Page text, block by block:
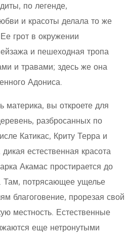
по легенде,
и красоты делала то же
грот в окружении
и пешеходная тропа
и травами; здесь же она
Адониса.
материка, вы откроете для
разбросанных по
Катикас, Криту Терра и
естественная красота
Акамас простирается до
Там, потрясающее ущелье
благоговение, прорезая свой
местность. Естественные
еще нетронутыми